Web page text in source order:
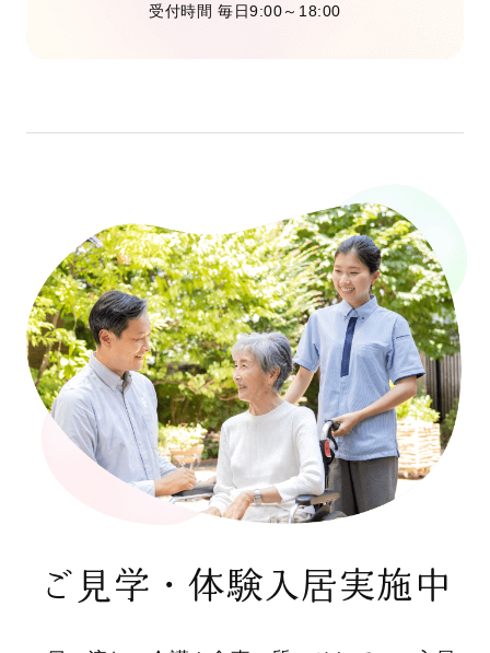
受付時間 毎日9:00～18:00
ご見学・体験入居実施中